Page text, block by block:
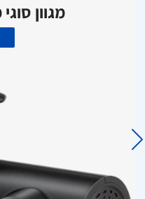
מגוון